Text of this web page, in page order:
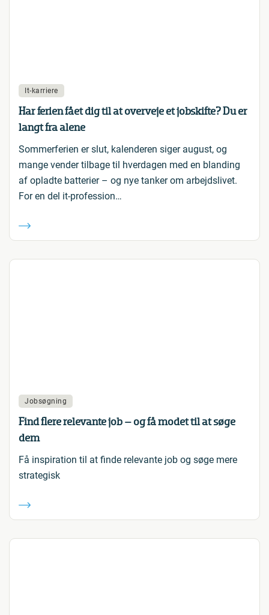
It-karriere
Har ferien fået dig til at overveje et jobskifte? Du er
langt fra alene
Sommerferien er slut, kalenderen siger august, og
mange vender tilbage til hverdagen med en blanding
af opladte batterier – og nye tanker om arbejdslivet.
For en del it-profession…
Jobsøgning
Find flere relevante job – og få modet til at søge
dem
Få inspiration til at finde relevante job og søge mere
strategisk